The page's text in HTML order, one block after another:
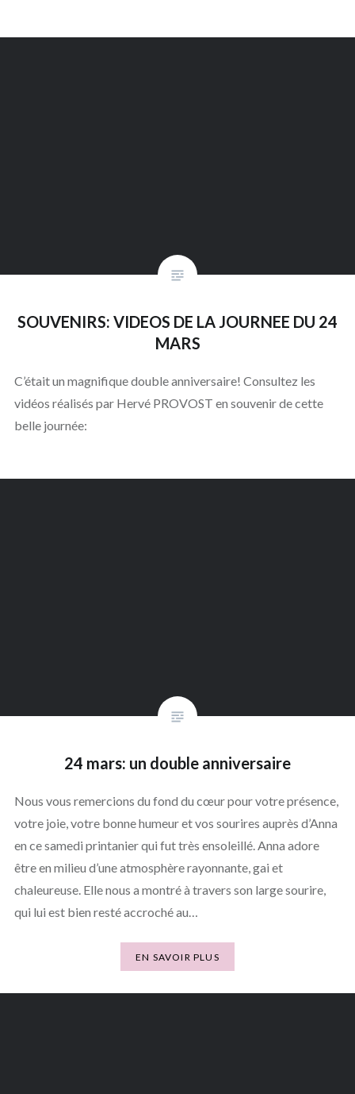
SOUVENIRS: VIDEOS DE LA JOURNEE DU 24
MARS
C’était un magnifique double anniversaire! Consultez les
vidéos réalisés par Hervé PROVOST en souvenir de cette
belle journée:
24 mars: un double anniversaire
Nous vous remercions du fond du cœur pour votre présence,
votre joie, votre bonne humeur et vos sourires auprès d’Anna
en ce samedi printanier qui fut très ensoleillé. Anna adore
être en milieu d’une atmosphère rayonnante, gai et
chaleureuse. Elle nous a montré à travers son large sourire,
qui lui est bien resté accroché au…
EN SAVOIR PLUS